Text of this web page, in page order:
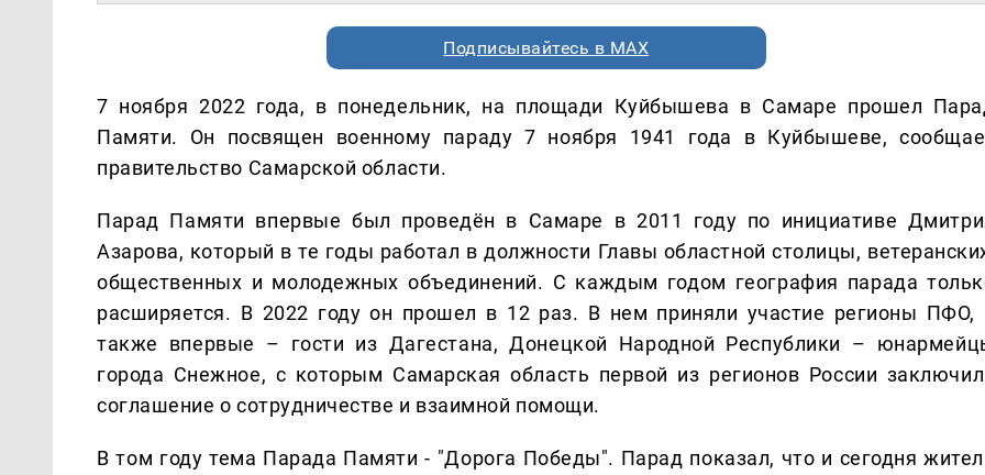
Подписывайтесь в MAX
7 ноября 2022 года, в понедельник, на площади Куйбышева в Самаре прошел
Памяти. Он посвящен военному параду 7 ноября 1941 года в Куйбышеве,
правительство Самарской области.
Парад Памяти впервые был проведён в Самаре в 2011 году по инициативе
Азарова, который в те годы работал в должности Главы областной столицы,
общественных и молодежных объединений. С каждым годом география парада
расширяется. В 2022 году он прошел в 12 раз. В нем приняли участие регионы ПФО,
также впервые – гости из Дагестана, Донецкой Народной Республики –
города Снежное, с которым Самарская область первой из регионов России
соглашение о сотрудничестве и взаимной помощи.
В том году тема Парада Памяти - "Дорога Победы". Парад показал, что и сегодня